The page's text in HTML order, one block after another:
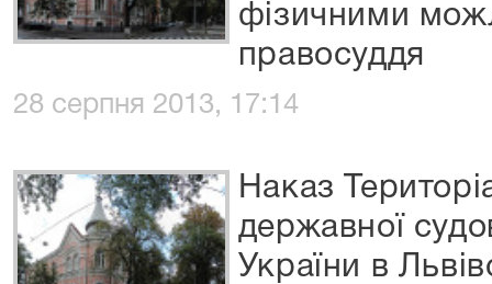
фізичними
правосуддя
28 серпня 2013, 17:14
Наказ
державної
України в